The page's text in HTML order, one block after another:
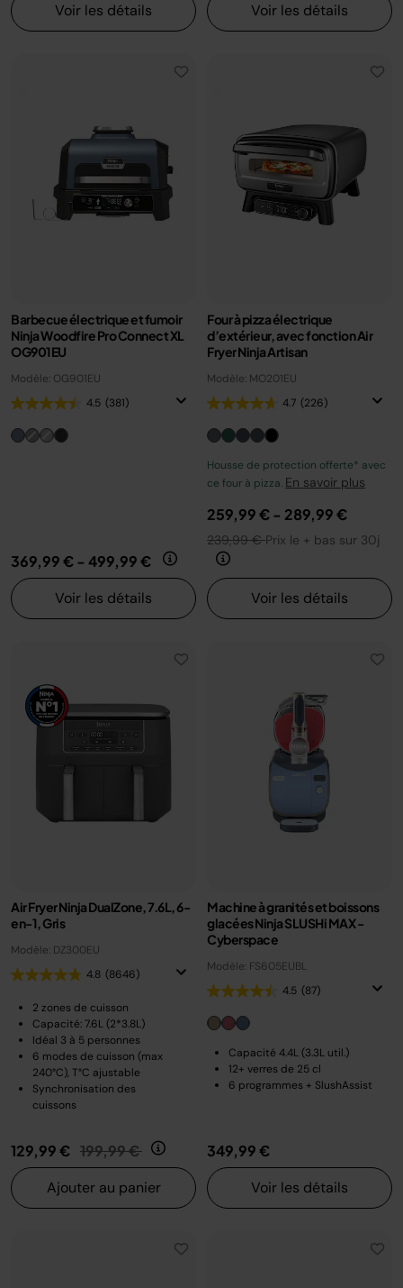
Voir les détails
Voir les détails
Barbecue électrique et fumoir
Ninja Woodfire Pro Connect XL
OG901EU
Modèle: OG901EU
4.5 (381)
369,99 €- 499,99 €
Voir les détails
Four à pizza électrique
d’extérieur, avec fonction Air
Fryer Ninja Artisan
Modèle: MO201EU
4.7 (226)
Housse de protection offerte* avec
ce four à pizza. En savoir plus
259,99 €- 289,99 €
239,99 €Prix le + bas sur 30j
Voir les détails
Air Fryer Ninja DualZone, 7.6L, 6-
en-1, Gris
Modèle: DZ300EU
4.8 (8646)
2 zones de cuisson
Capacité: 7.6L (2*3.8L)
Idéal 3 à 5 personnes
6 modes de cuisson (max
240°C), T°C ajustable
Synchronisation des
cuissons
129,99 € Prix réduit de
199,99 € au
Ajouter au panier
Machine à granités et boissons
glacées Ninja SLUSHi MAX -
Cyberspace
Modèle: FS605EUBL
4.5 (87)
Capacité 4.4L (3.3L util.)
12+ verres de 25 cl
6 programmes + SlushAssist
349,99 €
Voir les détails